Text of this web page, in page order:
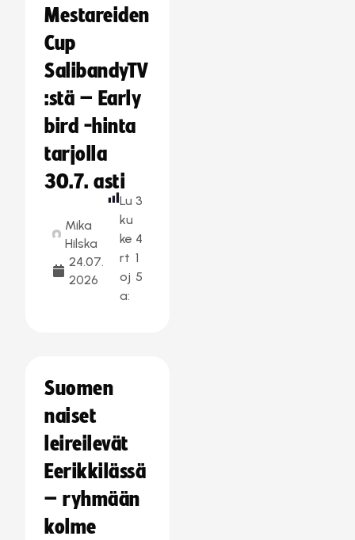
Mestareiden
Cup
SalibandyTV
:stä – Early
bird -hinta
tarjolla
30.7. asti
Mika
Hilska
24.07.
2026
Lu
ku
ke
rt
oj
a:
3
4
1
5
Suomen
naiset
leireilevät
Eerikkilässä
– ryhmään
kolme